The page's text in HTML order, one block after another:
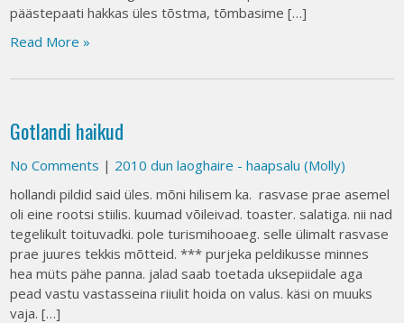
päästepaati hakkas üles tõstma, tõmbasime […]
Read More »
Gotlandi haikud
No Comments | 2010 dun laoghaire - haapsalu (Molly)
hollandi pildid said üles. mõni hilisem ka. rasvase prae asemel
oli eine rootsi stiilis. kuumad võileivad. toaster. salatiga. nii nad
tegelikult toituvadki. pole turismihooaeg. selle ülimalt rasvase
prae juures tekkis mõtteid. *** purjeka peldikusse minnes
hea müts pähe panna. jalad saab toetada uksepiidale aga
pead vastu vastasseina riiulit hoida on valus. käsi on muuks
vaja. […]